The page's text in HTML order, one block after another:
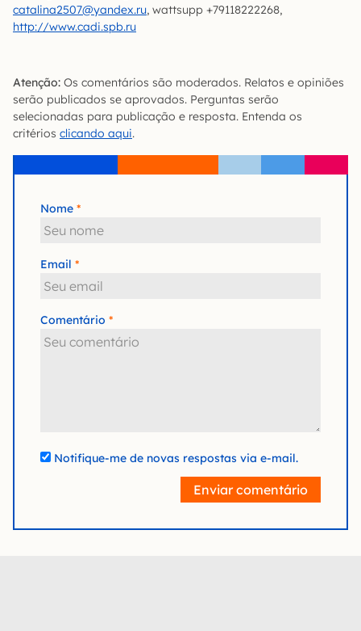
catalina2507@yandex.ru, wattsupp +79118222268,
http://www.cadi.spb.ru
Atenção: Os comentários são moderados. Relatos e opiniões
serão publicados se aprovados. Perguntas serão
selecionadas para publicação e resposta. Entenda os
critérios clicando aqui.
Nome
Email
Comentário
Notifique-me de novas respostas via e-mail.
Enviar comentário